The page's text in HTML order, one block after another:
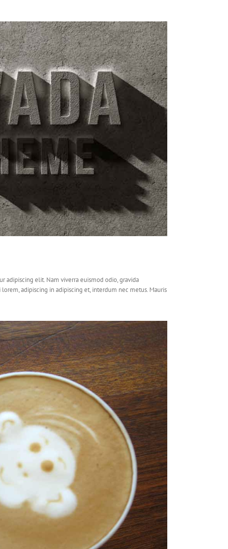
adipiscing elit. Nam viverra euismod odio, gravida
adipiscing in adipiscing et, interdum nec metus. Mauris